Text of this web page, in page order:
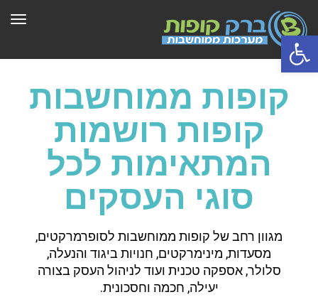
פתח סרגל נגישות
קופות ממוחשבות
קופות רושמות
המתאימות לכל
סוגי העסקים
מגוון רחב של קופות ממוחשבות לסופרמרקטים,
מסעדות, מינימרקטים, חנויות ביגוד והנעלה,
סלולר, אספקה טכנית ועוד לניהול העסק בצורה
יעילה, חכמה וחסכונית.